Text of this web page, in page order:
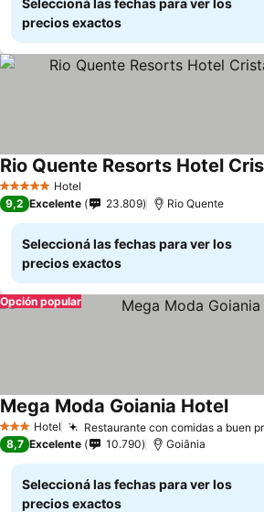
Seleccioná las fechas para ver los
precios exactos
5 Estrellas Hotel
Ver precios
9,2 Excelente 23.809 Rio Quente
Seleccioná las fechas para ver los
precios exactos
Opción popular
3 Estrellas
Hotel Restaurante con comidas a buen
Mega Moda Goiania HotelVer
8,7 Excelente 10.790 Goiânia
Seleccioná las fechas para ver los
precios exactos